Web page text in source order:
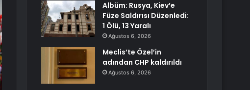
Albüm: Rusya, Kiev’e
Füze Saldırısı Düzenledi:
1 Ölü, 13 Yaralı
Ağustos 6, 2026
Meclis’te Özel’in
adından CHP kaldırıldı
Ağustos 6, 2026